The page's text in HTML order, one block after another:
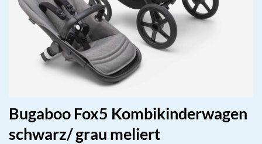
Bugaboo Fox5 Kombikinderwagen
schwarz/ grau meliert